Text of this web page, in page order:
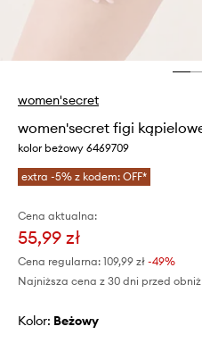
women'secret
women'secret figi
kolor beżowy 6469709
extra -5% z kodem: OFF*
Cena aktualna:
55,99 zł
Cena regularna: 109,99 zł -49%
Najniższa cena z 30 dni przed
Kolor: beżowy